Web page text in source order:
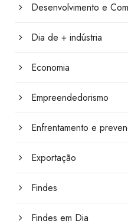
Desenvolvimento e
Dia de + indústria
Economia
Empreendedorismo
Enfrentamento e
Exportação
Findes
Findes em Dia